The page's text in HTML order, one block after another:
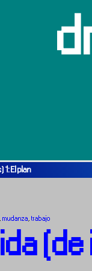
1: El plan
mudanza trabajo
(de